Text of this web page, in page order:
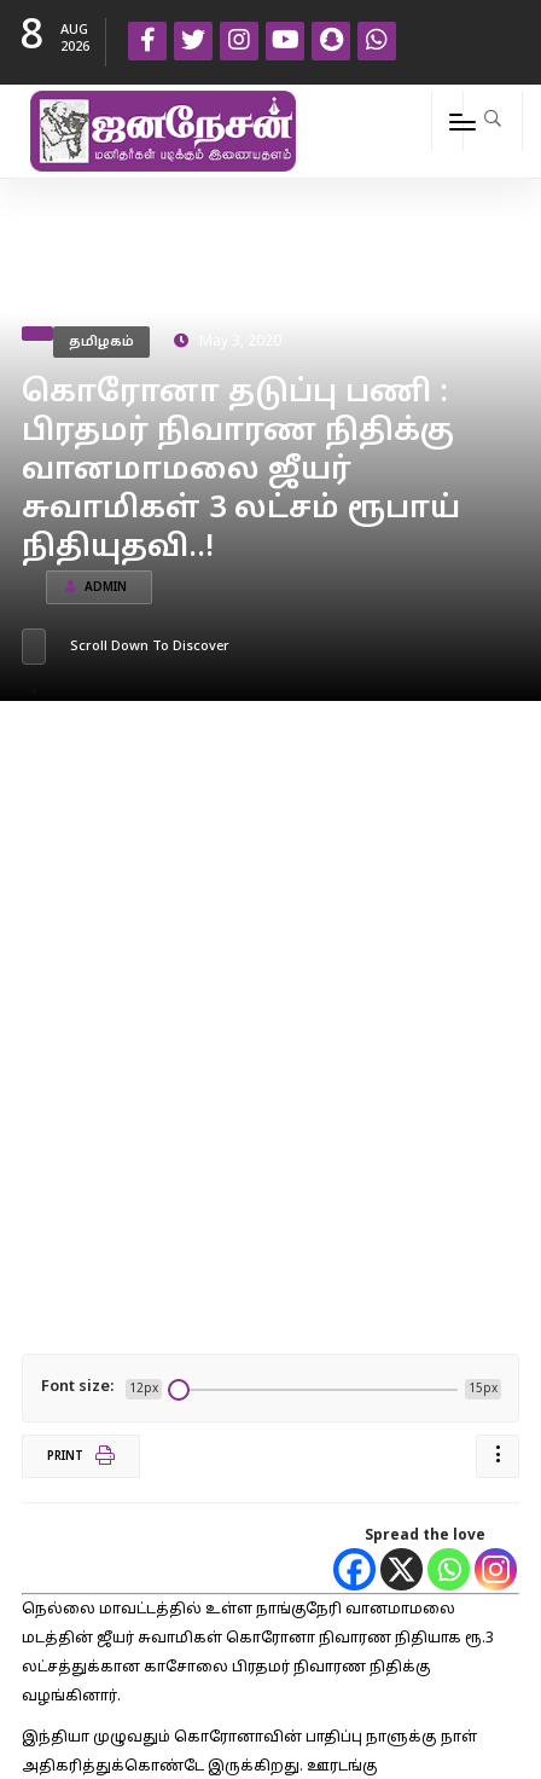
8
AUG
2026
தமிழகம்
கொரோனா தடுப்பு பணி :
பிரதமர் நிவாரண நிதிக்கு
வானமாமலை ஜீயர்
சுவாமிகள் 3 லட்சம் ரூபாய்
நிதியுதவி..!
ADMIN
Scroll Down To Discover
Font size: 12px 15px
PRINT
Spread the love
நெல்லை மாவட்டத்தில் உள்ள நாங்குநேரி வானமாமலை
மடத்தின் ஜீயர் சுவாமிகள் கொரோனா நிவாரண நிதியாக ரூ.3
லட்சத்துக்கான காசோலை பிரதமர் நிவாரண நிதிக்கு
வழங்கினார்.
இந்தியா முழுவதும் கொரோனாவின் பாதிப்பு நாளுக்கு நாள்
அதிகரித்துக்கொண்டே இருக்கிறது. ஊரடங்கு